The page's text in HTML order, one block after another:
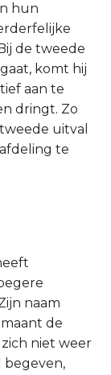
hun
de tweede
komt hij
aan te
dringt. Zo
uitval
te
naam
de
niet weer
begeven,